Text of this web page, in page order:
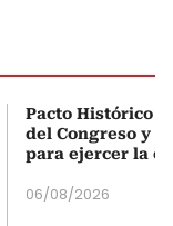
Pacto Histórico
del Congreso y
para ejercer la
06/08/2026